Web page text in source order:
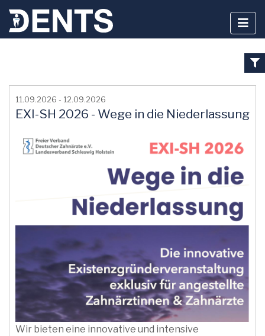
springen
11.09.2026 - 12.09.2026
EXI-SH 2026 - Wege in die Niederlassung
Wir bieten eine innovative und intensive